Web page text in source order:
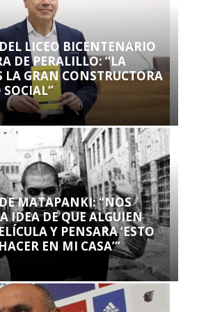
LICEO BICENTENARIO
DE PERALILLO: “LA
LA GRAN CONSTRUCTORA
SOCIAL”
MATAPANKI: “NOS
IDEA DE QUE ALGUIEN
Y PENSARA ‘ESTO
EN MI CASA’”